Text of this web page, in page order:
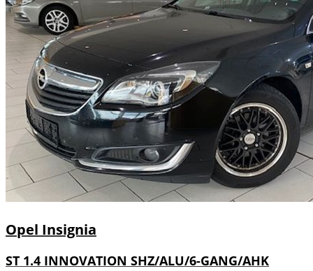
Opel Insignia
ST 1.4 INNOVATION SHZ/ALU/6-GANG/AHK